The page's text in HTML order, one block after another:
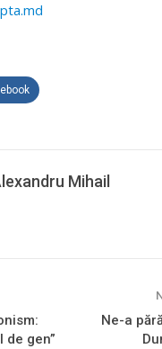
Mihail
de gen”
Ne-a